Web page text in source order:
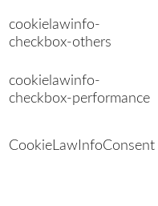
cookielawinfo-
checkbox-others
cookielawinfo-
checkbox-performance
CookieLawInfoConsent